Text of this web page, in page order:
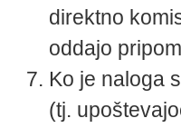
direktno
oddajo
Ko je naloga
(tj.